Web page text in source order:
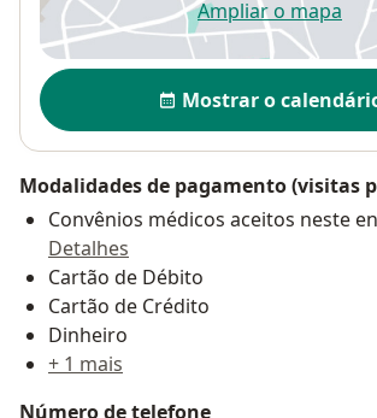
Ampliar o mapa
abre num
Disponibilidade
Mostrar o
Modalidades de pagamento (visitas
Convênios médicos aceitos neste
Detalhes
Cartão de Débito
Cartão de Crédito
Dinheiro
+ 1 mais
Número de telefone